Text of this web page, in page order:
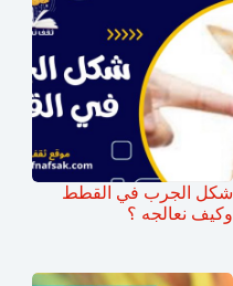
شكل الجرب في القطط
وكيف نعالجه ؟